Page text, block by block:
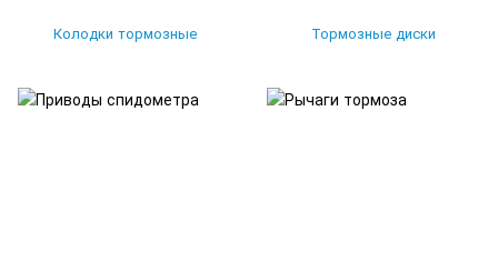
Колодки тормозные Тормозные диски